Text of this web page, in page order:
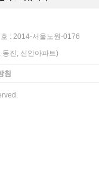
: 2014-서울노원-0176
진, 신안아파트)
침